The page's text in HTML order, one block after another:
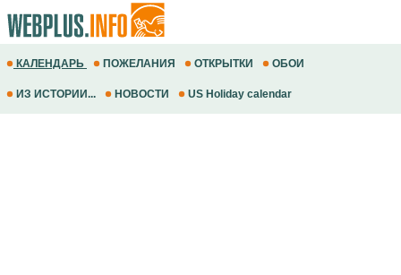
КАЛЕНДАРЬ ПОЖЕЛАНИЯ ОТКРЫТКИ ОБОИ
ИЗ ИСТОРИИ... НОВОСТИ US Holiday calendar